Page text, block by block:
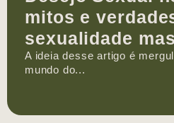
mitos e
sexualidade
A ideia desse artigo é
mundo do...